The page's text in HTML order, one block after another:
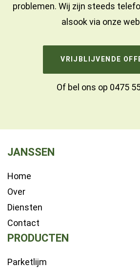
problemen. Wij zijn steeds
alsook via onze
VRIJBLIJVENDE
Of bel ons op 0475
JANSSEN
Home
Over
Diensten
Contact
PRODUCTEN
Parketlijm